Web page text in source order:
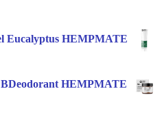
Eucalyptus HEMPMATE
HEMPMATE